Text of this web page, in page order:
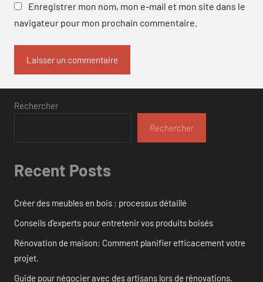
Enregistrer mon nom, mon e-mail et mon site dans le
navigateur pour mon prochain commentaire.
Rechercher
Rechercher
Recent Posts
Créer des meubles en bois : processus détaillé
Conseils d’experts pour entretenir vos produits boisés
Rénovation de maison: Comment planifier efficacement votre
projet.
Guide pour négocier avec des artisans lors de rénovations.